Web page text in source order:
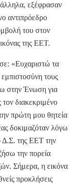
εξέφρασαν
αντιπρόεδρο
του στον
της ΕΕΤ.
«Ευχαριστώ τα
τους
στην Ένωση για
διακεκριμένο
πρώτη μου θητεία
δοκιμαζόταν λόγω
Δ.Σ. της ΕΕΤ την
την πορεία
Σήμερα, η εικόνα
προκλήσεις